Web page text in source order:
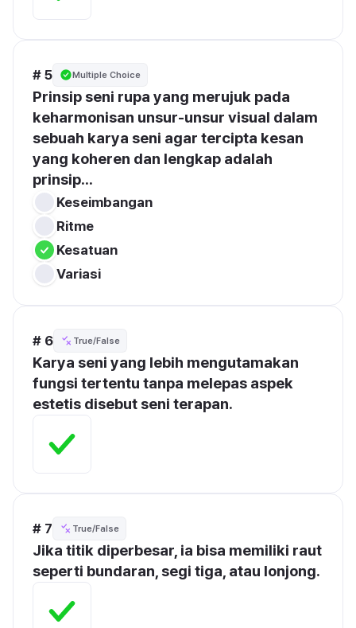
# 5 Multiple Choice
Prinsip seni rupa yang merujuk pada
keharmonisan unsur-unsur visual dalam
sebuah karya seni agar tercipta kesan
yang koheren dan lengkap adalah
prinsip...
Keseimbangan
Ritme
Kesatuan
Variasi
# 6 True/False
Karya seni yang lebih mengutamakan
fungsi tertentu tanpa melepas aspek
estetis disebut seni terapan.
# 7 True/False
Jika titik diperbesar, ia bisa memiliki raut
seperti bundaran, segi tiga, atau lonjong.